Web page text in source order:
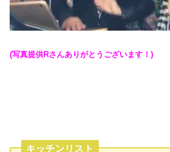
(写真提供Rさんありがとうございます！)
キッチンリスト